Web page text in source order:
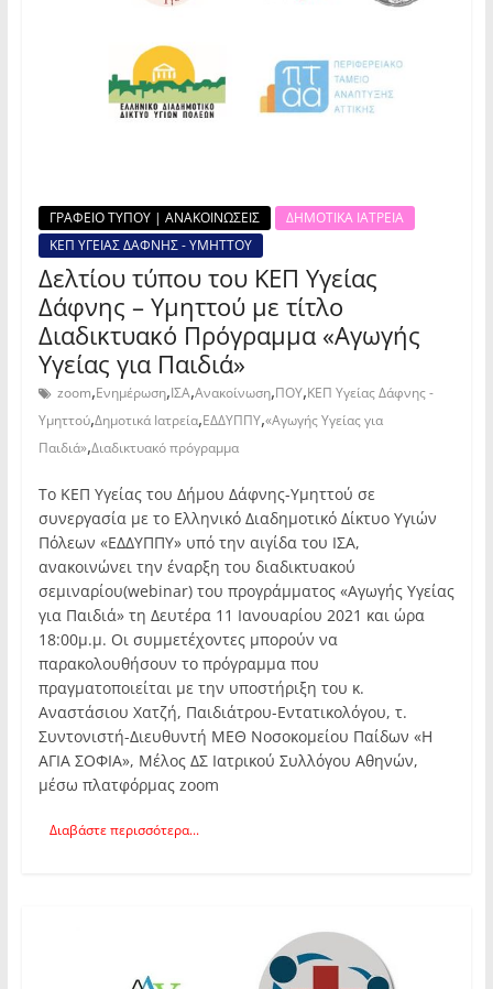
ΓΡΑΦΕΙΟ ΤΥΠΟΥ | ΑΝΑΚΟΙΝΩΣΕΙΣ
ΔΗΜΟΤΙΚΑ ΙΑΤΡΕΙΑ
ΚΕΠ ΥΓΕΙΑΣ ΔΑΦΝΗΣ - ΥΜΗΤΤΟΥ
Δελτίου τύπου του ΚΕΠ Υγείας
Δάφνης – Υμηττού με τίτλο
Διαδικτυακό Πρόγραμμα «Αγωγής
Υγείας για Παιδιά»
zoom,Ενημέρωση,ΙΣΑ,Ανακοίνωση,ΠΟΥ,ΚΕΠ Υγείας Δάφνης -
Υμηττού,Δημοτικά Ιατρεία,ΕΔΔΥΠΠΥ,«Αγωγής Υγείας για
Παιδιά»,Διαδικτυακό πρόγραμμα
Το ΚΕΠ Υγείας του Δήμου Δάφνης-Υμηττού σε
συνεργασία με το Ελληνικό Διαδημοτικό Δίκτυο Υγιών
Πόλεων «ΕΔΔΥΠΠΥ» υπό την αιγίδα του ΙΣΑ,
ανακοινώνει την έναρξη του διαδικτυακού
σεμιναρίου(webinar) του προγράμματος «Αγωγής Υγείας
για Παιδιά» τη Δευτέρα 11 Ιανουαρίου 2021 και ώρα
18:00μ.μ. Οι συμμετέχοντες μπορούν να
παρακολουθήσουν το πρόγραμμα που
πραγματοποιείται με την υποστήριξη του κ.
Αναστάσιου Χατζή, Παιδιάτρου-Εντατικολόγου, τ.
Συντονιστή-Διευθυντή ΜΕΘ Νοσοκομείου Παίδων «Η
ΑΓΙΑ ΣΟΦΙΑ», Μέλος ΔΣ Ιατρικού Συλλόγου Αθηνών,
μέσω πλατφόρμας zoom
Διαβάστε περισσότερα...